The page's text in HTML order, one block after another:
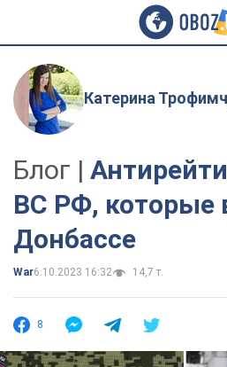
Катерина
Блог |
ВС РФ, которые
Донбассе
War6.10.2023 16:32 14,7 т.
8